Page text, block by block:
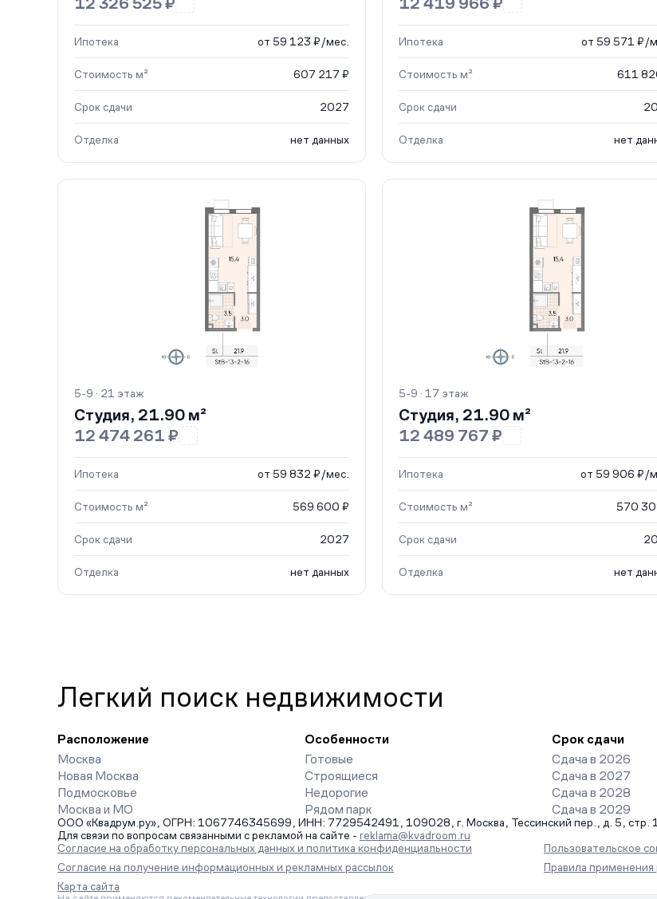
Ипотека от 59 123 ₽/мес.
Стоимость м² 607 217 ₽
Срок сдачи 2027
Отделка нет данных
Ипотека от 59 571 ₽/
Стоимость м² 611
Срок сдачи
Отделка нет
5-9 · 21 этаж
Студия, 21.90 м²
12 474 261 ₽
Ипотека от 59 832 ₽/мес.
Стоимость м² 569 600 ₽
Срок сдачи 2027
Отделка нет данных
5-9 · 17 этаж
Студия, 21.90 м²
12 489 767 ₽
Ипотека от 59 906 ₽/
Стоимость м² 570
Срок сдачи
Отделка нет
Легкий поиск недвижимости
Расположение
Москва
Новая Москва
Подмосковье
Москва и МО
Особенности
Готовые
Строящиеся
Недорогие
Рядом парк
Срок сдачи
Сдача в 2026
Сдача в 2027
Сдача в 2028
Сдача в 2029
ООО «Квадрум.ру», ОГРН: 1067746345699, ИНН: 7729542491, 109028, г. Москва, Тессинский пер., д. 5, стр.
Для связи по вопросам связанными с рекламой на сайте - reklama@kvadroom.ru
Согласие на обработку персональных данных и политика конфиденциальности
Пользовательское
Согласие на получение информационных и рекламных рассылок
Правила
Карта сайта